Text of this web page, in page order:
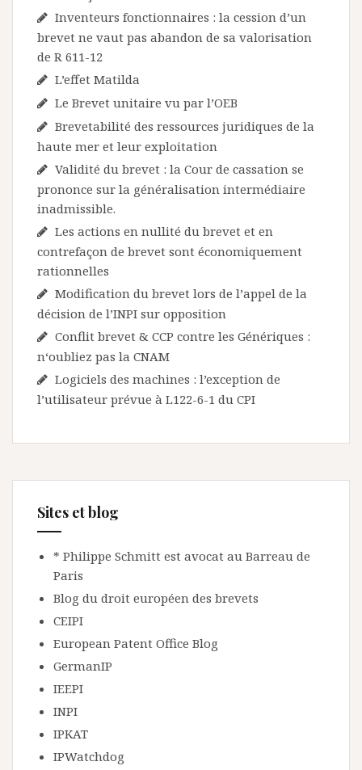
Inventeurs fonctionnaires : la cession d’un
brevet ne vaut pas abandon de sa valorisation
de R 611-12
L’effet Matilda
Le Brevet unitaire vu par l’OEB
Brevetabilité des ressources juridiques de la
haute mer et leur exploitation
Validité du brevet : la Cour de cassation se
prononce sur la généralisation intermédiaire
inadmissible.
Les actions en nullité du brevet et en
contrefaçon de brevet sont économiquement
rationnelles
Modification du brevet lors de l’appel de la
décision de l’INPI sur opposition
Conflit brevet & CCP contre les Génériques :
n‘oubliez pas la CNAM
Logiciels des machines : l’exception de
l’utilisateur prévue à L122-6-1 du CPI
Sites et blog
* Philippe Schmitt est avocat au Barreau de
Paris
Blog du droit européen des brevets
CEIPI
European Patent Office Blog
GermanIP
IEEPI
INPI
IPKAT
IPWatchdog